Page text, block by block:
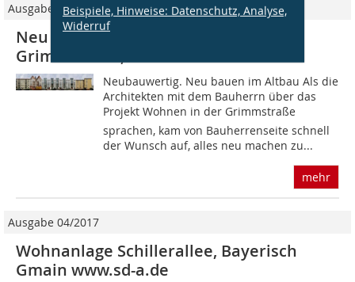
Beispiele, Hinweise: Datenschutz, Analyse,
Widerruf
Ausgabe 10/2015
Neu bauen im Altbau Wohnanlage
Grimmstraße, Hannover
Neubauwertig. Neu bauen im Altbau Als die
Architekten mit dem Bauherrn über das
Projekt Wohnen in der Grimmstraße
sprachen, kam von Bauherrenseite schnell
der Wunsch auf, alles neu machen zu...
mehr
Ausgabe 04/2017
Wohnanlage Schillerallee, Bayerisch
Gmain www.sd-a.de